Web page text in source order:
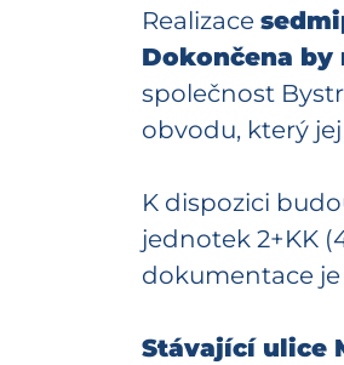
Realizace
Dokončena by
společnost
obvodu, který
K dispozici
jednotek 2+KK
dokumentace je
Stávající ulice